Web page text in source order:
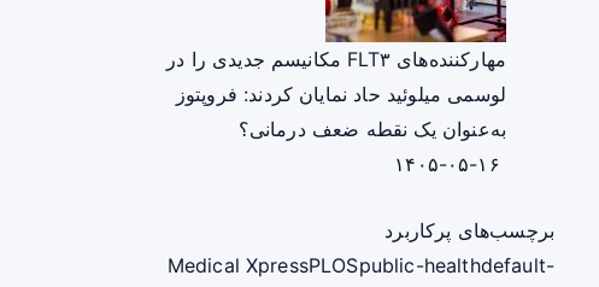
مهارکننده‌های FLT۳ مکانیسم جدیدی را در
لوسمی میلوئید حاد نمایان کردند: فروپتوز
به‌عنوان یک نقطه ضعف درمانی؟
برچسب‌های پرکاربرد
Medical XpressPLOSpublic-healthdefault-